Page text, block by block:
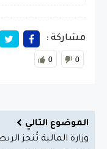
مشاركة :
0 0
الموضوع التالي
وزارة المالية تُنجز